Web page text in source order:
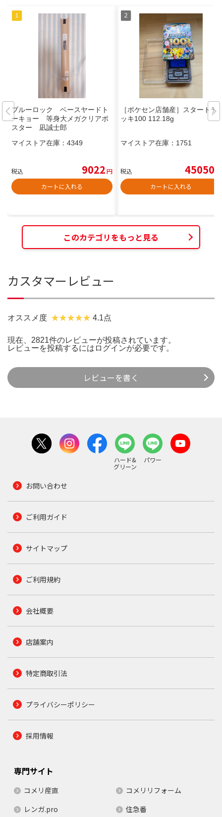
ブルーロック ベースヤードト
ーキョー 等身大メガクリアポ
スター 凪誠士郎
マイストア在庫： 4349
税込 9022円
カートに入れる
［ポケセン店舗産］スタートデ
ッキ100 112.18g
マイストア在庫： 1751
税込 45050
カートに入れる
このカテゴリをもっと見る
カスタマーレビュー
オススメ度 4.1点
現在、2821件のレビューが投稿されています。
レビューを投稿するには ログインが必要です。
レビューを書く
ハード&
グリーン
パワー
お問い合わせ
ご利用ガイド
サイトマップ
ご利用規約
会社概要
店舗案内
特定商取引法
プライバシーポリシー
採用情報
専門サイト
コメリ産直
コメリリフォーム
レンガ.pro
住急番